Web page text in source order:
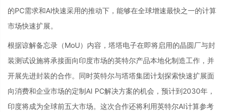
的PC需求和AI快速采用的推动下，能够在全球增速最快之一的计算
市场快速扩展。
根据谅解备忘录（MoU）内容，塔塔电子在即将启用的晶圆厂与封
装测试设施将承接面向印度市场的英特尔产品本地化制造工作，并
开展先进封装的合作。同时英特尔与塔塔集团计划探索快速扩展面
向消费和企业市场的定制AI PC解决方案的机会，预计到2030年，
印度将成为全球前五大市场。这次合作还将利用英特尔AI计算参考